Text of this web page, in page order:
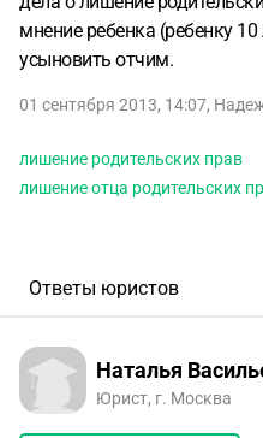
мнение ребенка (ребенку 10
усыновить отчим.
01 сентября 2013, 14:07,
лишение родительских прав
лишение отца родительских
Ответы юристов
Наталья
Юрист, г. Москва